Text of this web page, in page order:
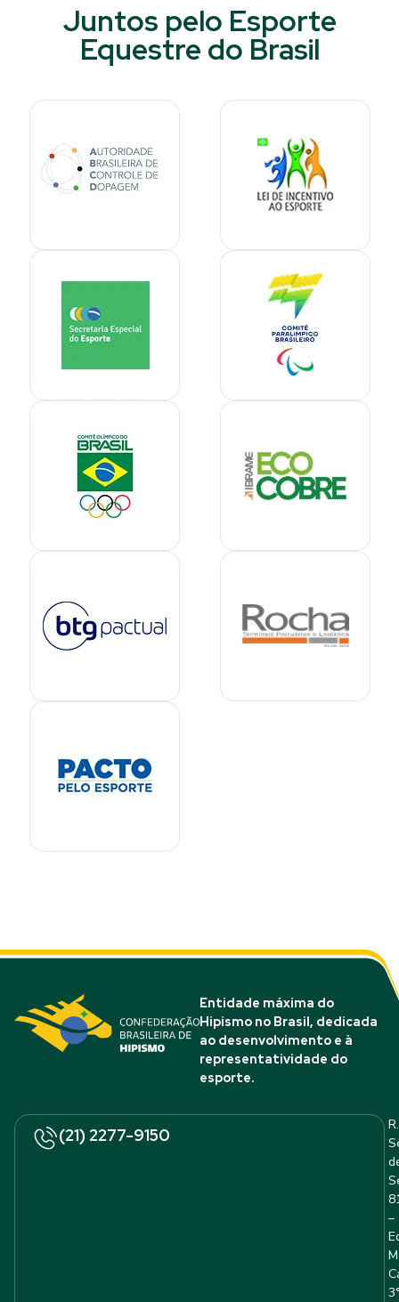
Juntos pelo Esporte
Equestre do Brasil
Entidade máxima do
Hipismo no Brasil, dedicada
ao desenvolvimento e à
representatividade do
esporte.
(21) 2277-9150
R.
–